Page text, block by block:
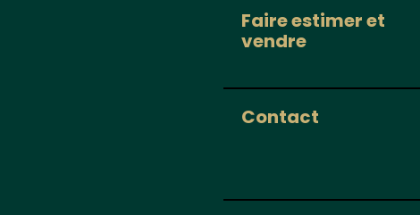
Faire estimer et
vendre
Contact